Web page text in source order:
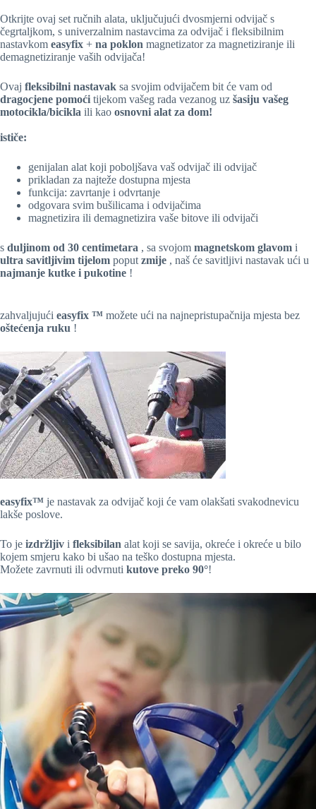
Otkrijte ovaj set ručnih alata, uključujući dvosmjerni odvijač s
čegrtaljkom, s univerzalnim nastavcima za odvijač i fleksibilnim
nastavkom easyfix + na poklon magnetizator za magnetiziranje ili
demagnetiziranje vaših odvijača!
Ovaj fleksibilni nastavak sa svojim odvijačem bit će vam od
dragocjene pomoći tijekom vašeg rada vezanog uz šasiju vašeg
motocikla/bicikla ili kao osnovni alat za dom!
ističe:
genijalan alat koji poboljšava vaš odvijač ili odvijač
prikladan za najteže dostupna mjesta
funkcija: zavrtanje i odvrtanje
odgovara svim bušilicama i odvijačima
magnetizira ili demagnetizira vaše bitove ili odvijači
s duljinom od 30 centimetara , sa svojom magnetskom glavom i
ultra savitljivim tijelom poput zmije , naš će savitljivi nastavak ući u
najmanje kutke i pukotine !
zahvaljujući easyfix ™ možete ući na najnepristupačnija mjesta bez
oštećenja ruku !
easyfix™ je nastavak za odvijač koji će vam olakšati svakodnevicu
lakše poslove.
To je izdržljiv i fleksibilan alat koji se savija, okreće i okreće u bilo
kojem smjeru kako bi ušao na teško dostupna mjesta.
Možete zavrnuti ili odvrnuti kutove preko 90°!